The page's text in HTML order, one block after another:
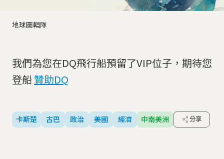
地球圖輯隊
我們為您在DQ飛行船預留了VIP位子，期待您
登船贊助DQ
卡斯楚 古巴 政治 美國 經濟 中南美洲 分享